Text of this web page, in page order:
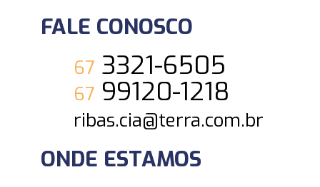
FALE CONOSCO
67 3321-6505
67 99120-1218
ribas.cia@terra.com.br
ONDE ESTAMOS